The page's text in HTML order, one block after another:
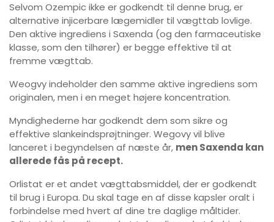
Selvom Ozempic ikke er godkendt til denne brug, er
alternative injicerbare lægemidler til vægttab lovlige.
Den aktive ingrediens i Saxenda (og den farmaceutiske
klasse, som den tilhører) er begge effektive til at
fremme vægttab.
Weogvy indeholder den samme aktive ingrediens som
originalen, men i en meget højere koncentration.
Myndighederne har godkendt dem som sikre og
effektive slankeindsprøjtninger. Wegovy vil blive
lanceret i begyndelsen af næste år, men Saxenda kan
allerede fås på recept.
Orlistat er et andet vægttabsmiddel, der er godkendt
til brug i Europa. Du skal tage en af disse kapsler oralt i
forbindelse med hvert af dine tre daglige måltider.